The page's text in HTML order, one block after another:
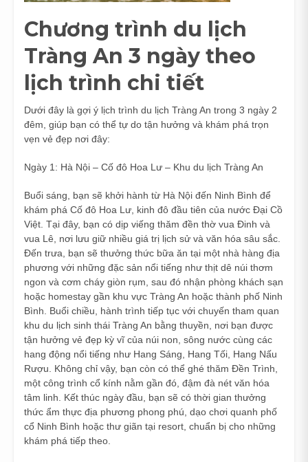
Chương trình du lịch
Tràng An 3 ngày theo
lịch trình chi tiết
Dưới đây là gợi ý lịch trình du lịch Tràng An trong 3 ngày 2
đêm, giúp bạn có thể tự do tận hưởng và khám phá trọn
vẹn vẻ đẹp nơi đây:
Ngày 1: Hà Nội – Cố đô Hoa Lư – Khu du lịch Tràng An
Buổi sáng, bạn sẽ khởi hành từ Hà Nội đến Ninh Bình để
khám phá Cố đô Hoa Lư, kinh đô đầu tiên của nước Đại Cồ
Việt. Tại đây, bạn có dịp viếng thăm đền thờ vua Đinh và
vua Lê, nơi lưu giữ nhiều giá trị lịch sử và văn hóa sâu sắc.
Đến trưa, bạn sẽ thưởng thức bữa ăn tại một nhà hàng địa
phương với những đặc sản nổi tiếng như thịt dê núi thơm
ngon và cơm cháy giòn rụm, sau đó nhận phòng khách sạn
hoặc homestay gần khu vực Tràng An hoặc thành phố Ninh
Bình. Buổi chiều, hành trình tiếp tục với chuyến tham quan
khu du lịch sinh thái Tràng An bằng thuyền, nơi bạn được
tận hưởng vẻ đẹp kỳ vĩ của núi non, sông nước cùng các
hang động nổi tiếng như Hang Sáng, Hang Tối, Hang Nấu
Rượu. Không chỉ vậy, bạn còn có thể ghé thăm Đền Trình,
một công trình cổ kính nằm gần đó, đậm đà nét văn hóa
tâm linh. Kết thúc ngày đầu, bạn sẽ có thời gian thưởng
thức ẩm thực địa phương phong phú, dạo chơi quanh phố
cổ Ninh Bình hoặc thư giãn tại resort, chuẩn bị cho những
khám phá tiếp theo.